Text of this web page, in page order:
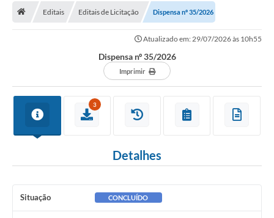
COVID-19
Prefeito Municipal
Requerimento geral
Sala do Empreendedor
Editais Editais de Licitação Dispensa nº 35/2026
Atualizado em: 29/07/2026 às 10h55
Dispensa nº 35/2026
Imprimir
3
Detalhes
Situação CONCLUÍDO